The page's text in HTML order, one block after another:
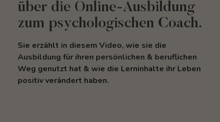
über die Online-Ausbildung
zum psychologischen Coach.
Sie erzählt in diesem Video, wie sie die
Ausbildung für ihren persönlichen & beruflichen
Weg genutzt hat & wie die Lerninhalte ihr Leben
positiv verändert haben.